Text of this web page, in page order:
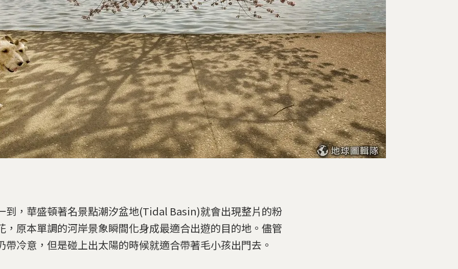
到，華盛頓著名景點潮汐盆地(Tidal Basin)就會出現整片的粉
，原本單調的河岸景象瞬間化身成最適合出遊的目的地。儘管
帶冷意，但是碰上出太陽的時候就適合帶著毛小孩出門去。